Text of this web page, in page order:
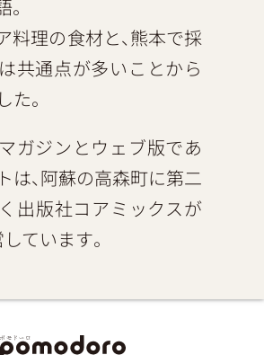
料理の食材と、熊本で採
共通点が多いことから
た。
ガジンとウェブ版であ
は、阿蘇の高森町に第二
出版社コアミックスが
ています。